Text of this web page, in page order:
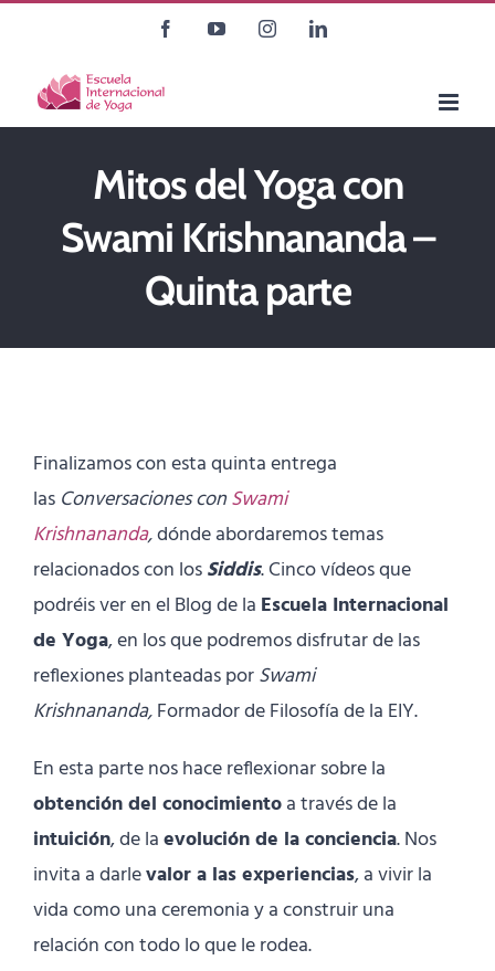
contenido
FacebookYouTubeInstagramLinkedIn
Mitos del Yoga con
Swami Krishnananda –
Quinta parte
Finalizamos con esta quinta entrega
las Conversaciones conSwami
Krishnananda,dónde abordaremos temas
relacionados con losSiddis. Cinco vídeos que
podréis ver en el Blog de la Escuela Internacional
de Yoga, en los que podremos disfrutar de las
reflexiones planteadas porSwami
Krishnananda,Formador de Filosofía de la EIY.
En esta parte nos hace reflexionar sobre la
obtención del conocimientoa través de la
intuición, de laevolución de la conciencia. Nos
invita a darlevalor a las experiencias, a vivir la
vida como una ceremonia y a construir una
relación con todo lo que le rodea.